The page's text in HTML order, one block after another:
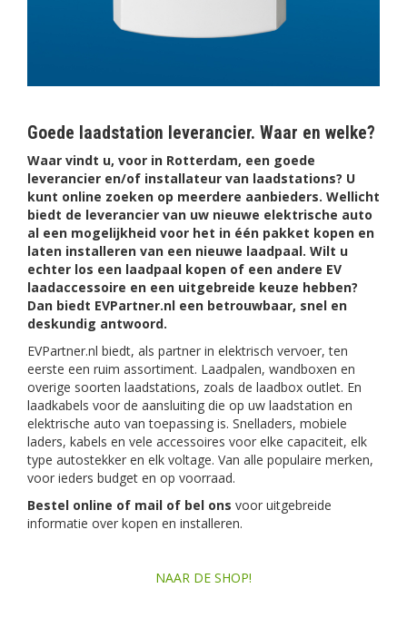
Goede laadstation leverancier. Waar en welke?
Waar vindt u, voor in Rotterdam, een goede
leverancier en/of installateur van laadstations? U
kunt online zoeken op meerdere aanbieders. Wellicht
biedt de leverancier van uw nieuwe elektrische auto
al een mogelijkheid voor het in één pakket kopen en
laten installeren van een nieuwe laadpaal. Wilt u
echter los een laadpaal kopen of een andere EV
laadaccessoire en een uitgebreide keuze hebben?
Dan biedt EVPartner.nl een betrouwbaar, snel en
deskundig antwoord.
EVPartner.nl biedt, als partner in elektrisch vervoer, ten
eerste een ruim assortiment. Laadpalen, wandboxen en
overige soorten laadstations, zoals de laadbox outlet. En
laadkabels voor de aansluiting die op uw laadstation en
elektrische auto van toepassing is. Snelladers, mobiele
laders, kabels en vele accessoires voor elke capaciteit, elk
type autostekker en elk voltage. Van alle populaire merken,
voor ieders budget en op voorraad.
Bestel online of mail of bel ons voor uitgebreide
informatie over kopen en installeren.
NAAR DE SHOP!